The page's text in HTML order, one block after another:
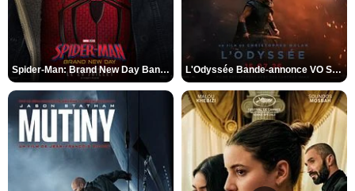
Spider-Man: Brand New Day Bande-annonce VO STFR L'Odyssée Bande-annonce VO STFR